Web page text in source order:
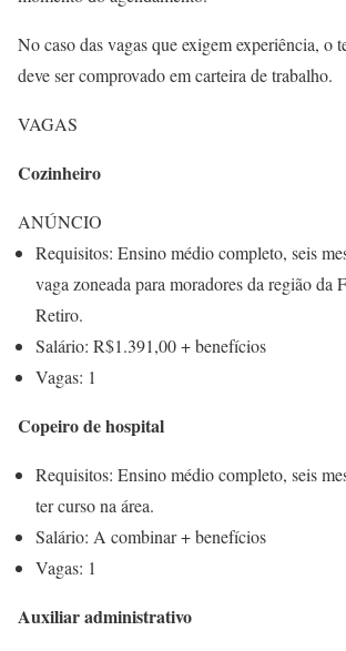
No caso das vagas que exigem experiência, o
deve ser comprovado em carteira de trabalho.
VAGAS
Cozinheiro
ANÚNCIO
Requisitos: Ensino médio completo, seis
vaga zoneada para moradores da região da
Retiro.
Salário: R$1.391,00 + benefícios
Vagas: 1
Copeiro de hospital
Requisitos: Ensino médio completo, seis
ter curso na área.
Salário: A combinar + benefícios
Vagas: 1
Auxiliar administrativo